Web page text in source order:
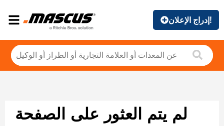
إدراج الإعلان!
لم يتم العثور على الصفحة